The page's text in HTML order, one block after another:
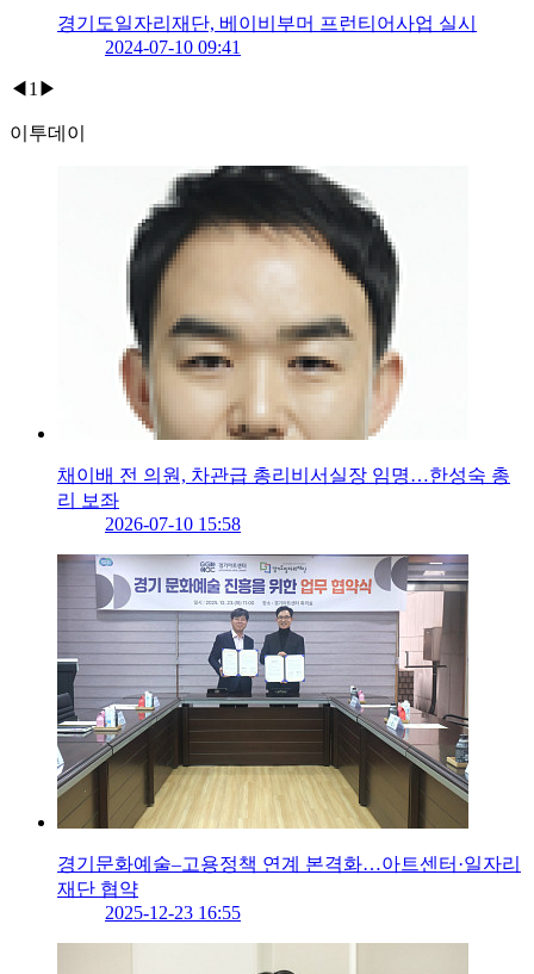
경기도일자리재단, 베이비부머 프런티어사업 실시
2024-07-10 09:41
◀ 1 ▶
이투데이
채이배 전 의원, 차관급 총리비서실장 임명…한성숙 총
리 보좌
2026-07-10 15:58
경기문화예술–고용정책 연계 본격화…아트센터·일자리
재단 협약
2025-12-23 16:55